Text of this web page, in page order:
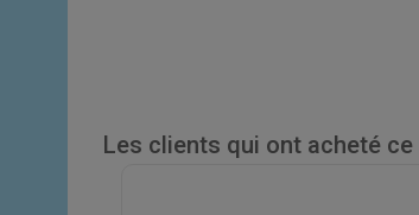
Les clients qui ont acheté